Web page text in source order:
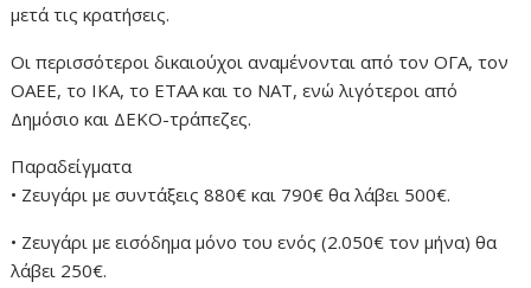
μετά τις κρατήσεις.
Οι περισσότεροι δικαιούχοι αναμένονται από τον ΟΓΑ, τον
ΟΑΕΕ, το ΙΚΑ, το ΕΤΑΑ και το ΝΑΤ, ενώ λιγότεροι από
Δημόσιο και ΔΕΚΟ-τράπεζες.
Παραδείγματα
• Ζευγάρι με συντάξεις 880€ και 790€ θα λάβει 500€.
• Ζευγάρι με εισόδημα μόνο του ενός (2.050€ τον μήνα) θα
λάβει 250€.